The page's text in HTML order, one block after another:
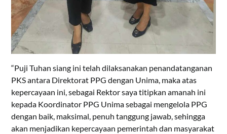
“Puji Tuhan siang ini telah dilaksanakan penandatanganan
PKS antara Direktorat PPG dengan Unima, maka atas
kepercayaan ini, sebagai Rektor saya titipkan amanah ini
kepada Koordinator PPG Unima sebagai mengelola PPG
dengan baik, maksimal, penuh tanggung jawab, sehingga
akan menjadikan kepercayaan pemerintah dan masyarakat